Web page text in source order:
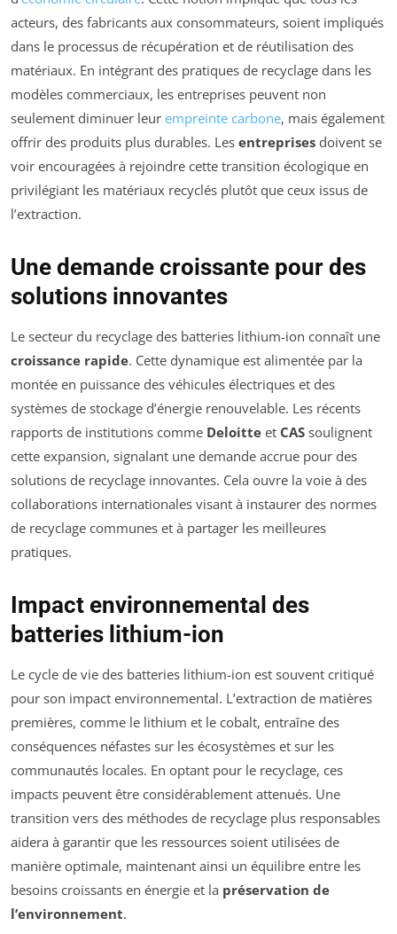
acteurs, des fabricants aux consommateurs, soient impliqués
dans le processus de récupération et de réutilisation des
matériaux. En intégrant des pratiques de recyclage dans les
modèles commerciaux, les entreprises peuvent non
seulement diminuer leur empreinte carbone, mais également
offrir des produits plus durables. Les entreprises doivent se
voir encouragées à rejoindre cette transition écologique en
privilégiant les matériaux recyclés plutôt que ceux issus de
l’extraction.
Une demande croissante pour des
solutions innovantes
Le secteur du recyclage des batteries lithium-ion connaît une
croissance rapide. Cette dynamique est alimentée par la
montée en puissance des véhicules électriques et des
systèmes de stockage d’énergie renouvelable. Les récents
rapports de institutions comme Deloitte et CAS soulignent
cette expansion, signalant une demande accrue pour des
solutions de recyclage innovantes. Cela ouvre la voie à des
collaborations internationales visant à instaurer des normes
de recyclage communes et à partager les meilleures
pratiques.
Impact environnemental des
batteries lithium-ion
Le cycle de vie des batteries lithium-ion est souvent critiqué
pour son impact environnemental. L’extraction de matières
premières, comme le lithium et le cobalt, entraîne des
conséquences néfastes sur les écosystèmes et sur les
communautés locales. En optant pour le recyclage, ces
impacts peuvent être considérablement attenués. Une
transition vers des méthodes de recyclage plus responsables
aidera à garantir que les ressources soient utilisées de
manière optimale, maintenant ainsi un équilibre entre les
besoins croissants en énergie et la préservation de
l’environnement.